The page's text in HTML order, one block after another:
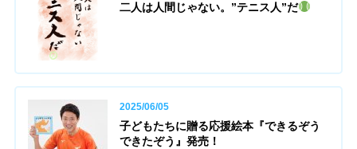
二人は人間じゃない。”テニス人”だ
2025/06/05
子どもたちに贈る応援絵本『できるぞう
できたぞう』発売！